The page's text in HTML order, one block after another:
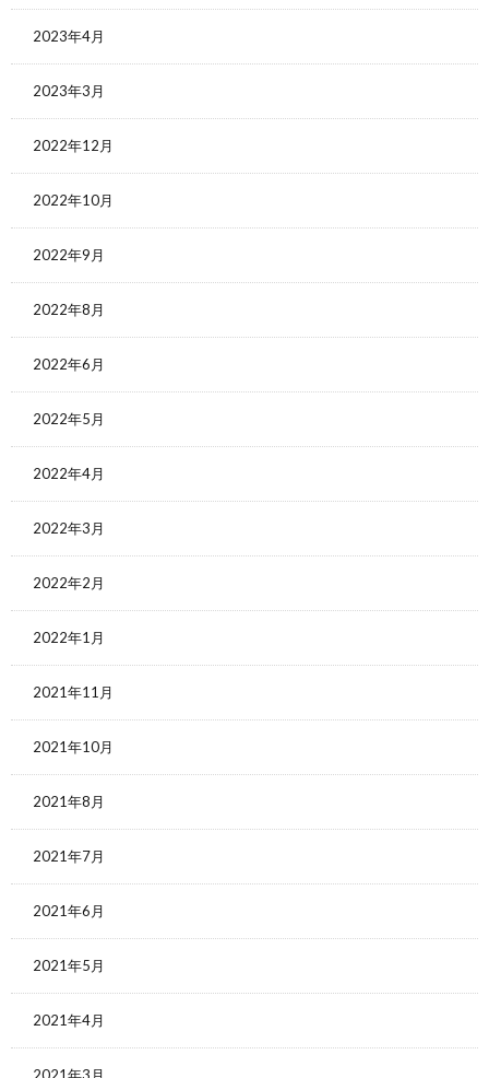
2023年4月
2023年3月
2022年12月
2022年10月
2022年9月
2022年8月
2022年6月
2022年5月
2022年4月
2022年3月
2022年2月
2022年1月
2021年11月
2021年10月
2021年8月
2021年7月
2021年6月
2021年5月
2021年4月
2021年3月